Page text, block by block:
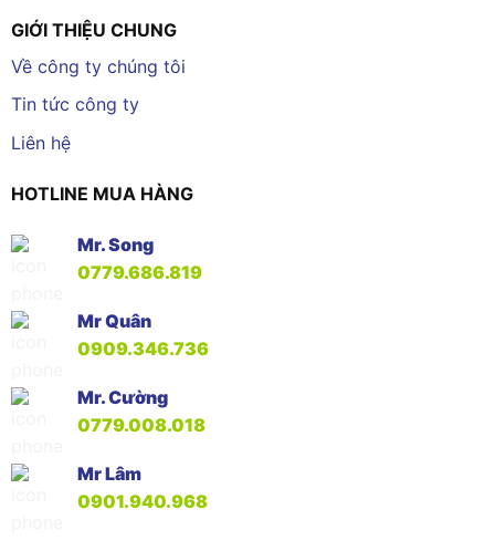
GIỚI THIỆU CHUNG
Về công ty chúng tôi
Tin tức công ty
Liên hệ
HOTLINE MUA HÀNG
Mr. Song
0779.686.819
Mr Quân
0909.346.736
Mr. Cường
0779.008.018
Mr Lâm
0901.940.968